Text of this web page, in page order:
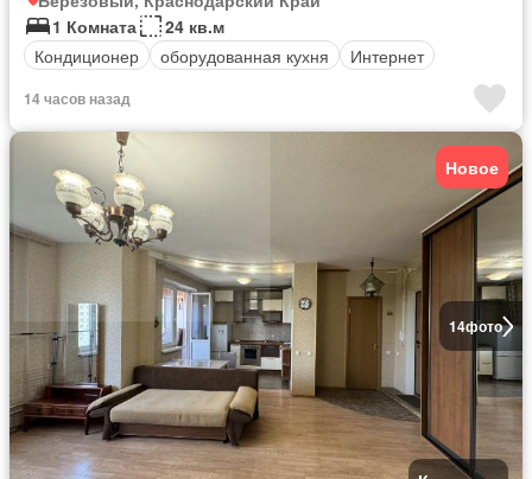
1 Комната
24 кв.м
Кондиционер
оборудованная кухня Интернет
14 часов назад
14фото
Новое